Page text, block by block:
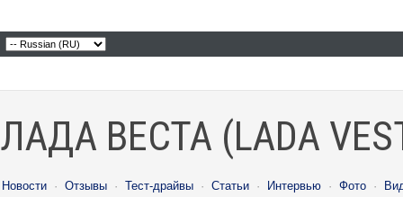
ЛАДА ВЕСТА (LADA
Новости · Отзывы · Тест-драйвы · Статьи · Интервью · Фото ·